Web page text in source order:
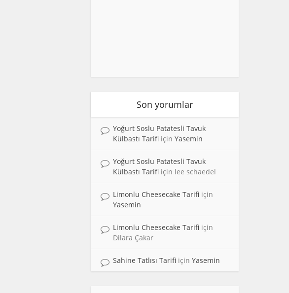
Son yorumlar
Yoğurt Soslu Patatesli Tavuk
Külbastı Tarifi için Yasemin
Yoğurt Soslu Patatesli Tavuk
Külbastı Tarifi için lee schaedel
Limonlu Cheesecake Tarifi için
Yasemin
Limonlu Cheesecake Tarifi için
Dilara Çakar
Sahine Tatlısı Tarifi için Yasemin